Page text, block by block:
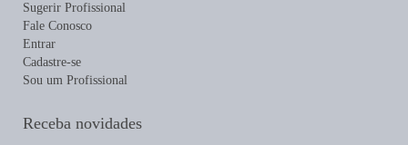
Sugerir Profissional
Fale Conosco
Entrar
Cadastre-se
Sou um Profissional
Receba novidades